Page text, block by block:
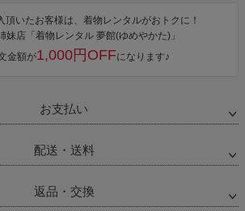
頂いたお客様は、着物レンタルがおトクに！
妹店「着物レンタル 夢館(ゆめやかた)」
金額が1,000円OFFになります♪
お支払い
配送・送料
返品・交換